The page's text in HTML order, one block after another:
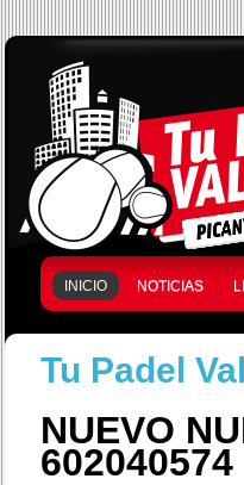
INICIO NOTICIAS
Tu Padel
NUEVO
602040574